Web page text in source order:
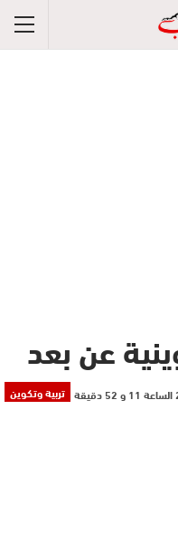
عن بعد
تربية وتكوين